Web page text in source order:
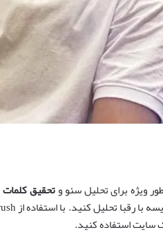
ویژه برای تحلیل سئو وتحقیق
سایت استفاده کنید.